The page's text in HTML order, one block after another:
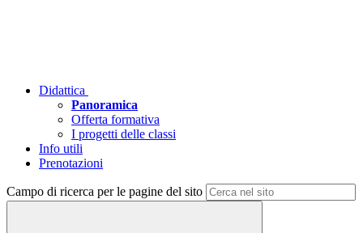
Didattica
Panoramica
Offerta formativa
I progetti delle classi
Info utili
Prenotazioni
Campo di ricerca per le pagine del sito